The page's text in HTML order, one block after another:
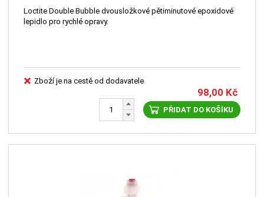
Loctite Double Bubble dvousložkové pětiminutové epoxidové
lepidlo pro rychlé opravy.
Zboží je na cestě od dodavatele
98,00 Kč
PŘIDAT DO KOŠÍKU